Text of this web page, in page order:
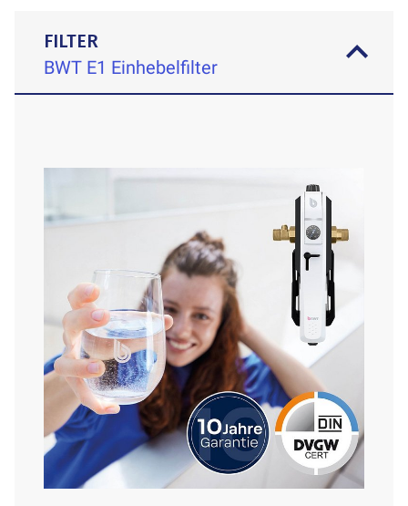
FILTER
BWT E1 Einhebelfilter